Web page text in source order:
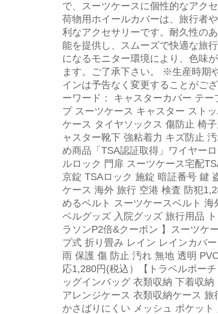
で、スーツケースに個性的なアク
荷物用ホイールカバーは、旅行者
利なアクセサリーです。耐久性の
能を提供し、スムーズで快適な旅
になるモニター環境により、色味
ます。ご了承下さい。 ※生産時期
インは予告なく変更することがご
ーワード： キャスターカバー テ
プ スーツケース キャスター スト
ケース タイヤソックス 傷防止 椅
ャスター靴下 強粘着力 キズ防止
め商品「TSA認証取得」ワイヤー
ルロック 門扉 スーツケース宅配
京錠 TSAロック 施錠 暗証番号 鍵
ケース 海外 旅行 空港 検査 防犯
めるベルト スーツケースベルト
ベルグッズ 入院グッズ 旅行用品
ラソンP2倍&クーポン 】スーツケ
プ式 折り畳み レイン レインカバ
雨 保護 傷 防止 汚れ 無地 透明
応1,280円(税込）【トラベルポー
ッグインバッグ 衣類収納 下着収
アレンジケース 衣類収納ケース
かさばりにくい メッシュ ポケッ